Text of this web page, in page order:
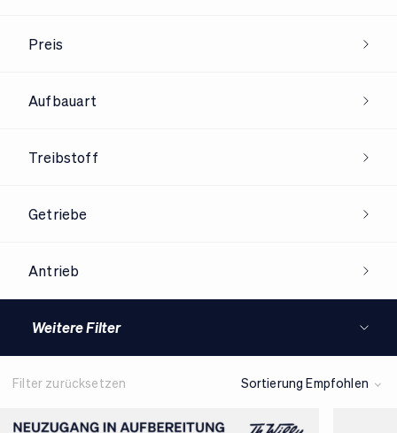
Preis
Aufbauart
Treibstoff
Getriebe
Antrieb
Weitere Filter
Filter zurücksetzen Sortierung Empfohlen